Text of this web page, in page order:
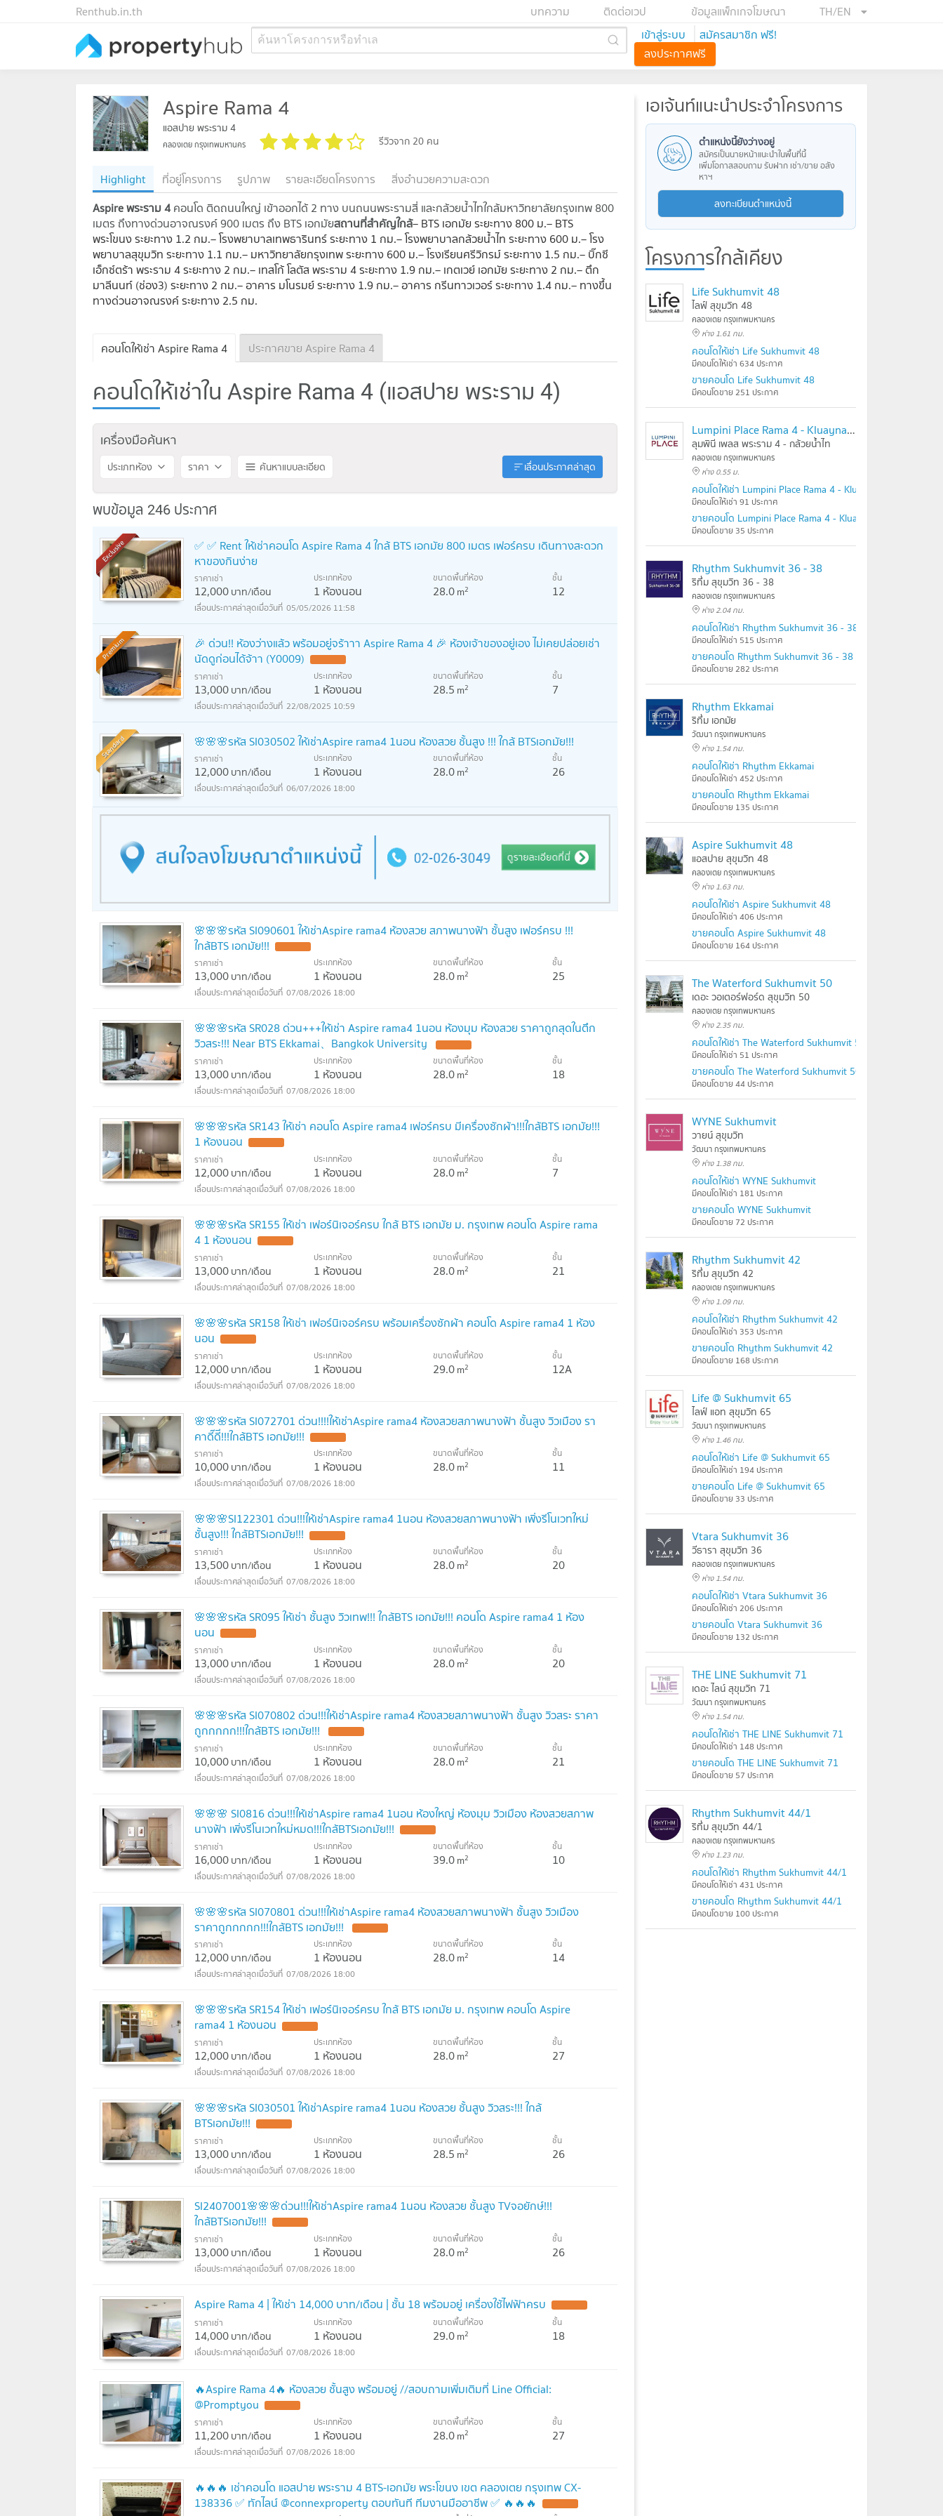
TH/EN
ข้อมูลแพ็กเกจโฆษณา
ติดต่อเวป
บทความ
Renthub.in.th
ค้นหาโครงการหรือทำเล เข้าสู่ระบบ
สมัครสมาชิก ฟรี!
ลงประกาศฟรี
Aspire Rama 4
แอสปาย พระราม 4
คลองเตย กรุงเทพมหานคร รีวิวจาก 20 คน
Highlight ที่อยู่โครงการ รูปภาพ รายละเอียดโครงการ
สิ่งอำนวยความสะดวก
Aspire พระราม 4คอนโด ติดถนนใหญ่ เข้าออกได้ 2 ทาง บนถนนพระรามสี่ และกล้วยน้ำไทใกล้มหาวิทยาลัยกรุงเทพ 800
เมตร ถึงทางด่วนอาจณรงค์ 900 เมตร ถึง BTS เอกมัยสถานที่สำคัญใกล้– BTS เอกมัย ระยะทาง 800 ม.– BTS
พระโขนง ระยะทาง 1.2 กม.– โรงพยาบาลเทพธารินทร์ ระยะทาง 1 กม.– โรงพยาบาลกล้วยน้ำไท ระยะทาง 600 ม.– โรง
พยาบาลสุขุมวิท ระยะทาง 1.1 กม.– มหาวิทยาลัยกรุงเทพ ระยะทาง 600 ม.– โรงเรียนศรีวิกรม์ ระยะทาง 1.5 กม.– บิ๊กซี
เอ็กซ์ตร้า พระราม 4 ระยะทาง 2 กม.– เทสโก้ โลตัส พระราม 4 ระยะทาง 1.9 กม.– เกตเวย์ เอกมัย ระยะทาง 2 กม.– ตึก
มาลีนนท์ (ช่อง3) ระยะทาง 2 กม.– อาคาร มโนรมย์ ระยะทาง 1.9 กม.– อาคาร กรีนทาวเวอร์ ระยะทาง 1.4 กม.– ทางขึ้น
ทางด่วนอาจณรงค์ ระยะทาง 2.5 กม.
คอนโดให้เช่า Aspire Rama 4 ประกาศขาย Aspire Rama 4
คอนโดให้เช่าใน Aspire Rama 4 (แอสปาย พระราม 4)
เครื่องมือค้นหา
ประเภทห้อง ราคา ค้นหาแบบละเอียด เลื่อนประกาศล่าสุด
พบข้อมูล 246 ประกาศ
Exclusive
✅ ✅ Rent ให้เช่าคอนโด Aspire Rama 4 ใกล้ BTS เอกมัย 800 เมตร เฟอร์ครบ เดินทางสะดวก
หาของกินง่าย
ราคาเช่า
12,000บาท/เดือน
ประเภทห้อง
1 ห้องนอน
ขนาดพื้นที่ห้อง
28.0m2
ชั้น
12
05/05/2026 11:58
Premium
🎉 ด่วน!! ห้องว่างแล้ว พร้อมอยู่จร้าาา Aspire Rama 4 🎉 ห้องเจ้าของอยู่เอง ไม่เคยปล่อยเช่า
นัดดูก่อนได้จ้าา (Y0009)
ราคาเช่า
13,000บาท/เดือน
ประเภทห้อง
1 ห้องนอน
ขนาดพื้นที่ห้อง
28.5 m2
ชั้น
7
22/08/2025 10:59
Standard 🌸🌸🌸รหัส SI030502 ให้เช่าAspire rama4 1นอน ห้องสวย ชั้นสูง !!! ใกล้ BTSเอกมัย!!!
ราคาเช่า
12,000บาท/เดือน
ประเภทห้อง
1 ห้องนอน
ขนาดพื้นที่ห้อง
28.0m2
ชั้น
26
06/07/2026 18:00
🌸🌸🌸รหัส SI090601 ให้เช่าAspire rama4 ห้องสวย สภาพนางฟ้า ชั้นสูง เฟอร์ครบ !!!
ใกล้BTS เอกมัย!!!
ราคาเช่า
13,000บาท/เดือน
ประเภทห้อง
1 ห้องนอน
ขนาดพื้นที่ห้อง
28.0m2
ชั้น
25
07/08/2026 18:00
🌸🌸🌸รหัส SR028 ด่วน+++ให้เช่า Aspire rama4 1นอน ห้องมุม ห้องสวย ราคาถูกสุดในตึก
วิวสระ!!! Near BTS Ekkamai、Bangkok University
ราคาเช่า
13,000บาท/เดือน
ประเภทห้อง
1 ห้องนอน
ขนาดพื้นที่ห้อง
28.0m2
ชั้น
18
07/08/2026 18:00
🌸🌸🌸รหัส SR143 ให้เช่า คอนโด Aspire rama4 เฟอร์ครบ มีเครื่องซักผ้า!!!ใกล้BTS เอกมัย!!!
1 ห้องนอน
ราคาเช่า
12,000บาท/เดือน
ประเภทห้อง
1 ห้องนอน
ขนาดพื้นที่ห้อง
28.0m2
ชั้น
7
07/08/2026 18:00
🌸🌸🌸รหัส SR155 ให้เช่า เฟอร์นิเจอร์ครบ ใกล้ BTS เอกมัย ม. กรุงเทพ คอนโด Aspire rama
4 1 ห้องนอน
ราคาเช่า
13,000บาท/เดือน
ประเภทห้อง
1 ห้องนอน
ขนาดพื้นที่ห้อง
28.0m2
ชั้น
21
07/08/2026 18:00
🌸🌸🌸รหัส SR158 ให้เช่า เฟอร์นิเจอร์ครบ พร้อมเครื่องซักผ้า คอนโด Aspire rama4 1 ห้อง
นอน
ราคาเช่า
12,000บาท/เดือน
ประเภทห้อง
1 ห้องนอน
ขนาดพื้นที่ห้อง
29.0m2
ชั้น
12A
07/08/2026 18:00
🌸🌸🌸รหัส SI072701 ด่วน!!!!ให้เช่าAspire rama4 ห้องสวยสภาพนางฟ้า ชั้นสูง วิวเมือง รา
คาดี๊ดีี!!!ใกล้BTS เอกมัย!!!
ราคาเช่า
10,000บาท/เดือน
ประเภทห้อง
1 ห้องนอน
ขนาดพื้นที่ห้อง
28.0m2
ชั้น
11
07/08/2026 18:00
🌸🌸🌸SI122301 ด่วน!!!ให้เช่าAspire rama4 1นอน ห้องสวยสภาพนางฟ้า เพิ่งรีโนเวทใหม่
ชั้นสูง!!! ใกล้BTSเอกมัย!!!
ราคาเช่า
13,500บาท/เดือน
ประเภทห้อง
1 ห้องนอน
ขนาดพื้นที่ห้อง
28.0m2
ชั้น
20
07/08/2026 18:00
🌸🌸🌸รหัส SR095 ให้เช่า ชั้นสูง วิวเทพ!!! ใกล้BTS เอกมัย!!! คอนโด Aspire rama4 1 ห้อง
นอน
ราคาเช่า
13,000บาท/เดือน
ประเภทห้อง
1 ห้องนอน
ขนาดพื้นที่ห้อง
28.0m2
ชั้น
20
07/08/2026 18:00
🌸🌸🌸รหัส SI070802 ด่วน!!!ให้เช่าAspire rama4 ห้องสวยสภาพนางฟ้า ชั้นสูง วิวสระ ราคา
ถูกกกกก!!!ใกล้BTS เอกมัย!!!
ราคาเช่า
10,000บาท/เดือน
ประเภทห้อง
1 ห้องนอน
ขนาดพื้นที่ห้อง
28.0m2
ชั้น
21
07/08/2026 18:00
🌸🌸🌸 SI0816 ด่วน!!!ให้เช่าAspire rama4 1นอน ห้องใหญ่ ห้องมุม วิวเมือง ห้องสวยสภาพ
นางฟ้า เพิ่งรีโนเวทใหม่หมด!!!ใกล้BTSเอกมัย!!!
ราคาเช่า
16,000บาท/เดือน
ประเภทห้อง
1 ห้องนอน
ขนาดพื้นที่ห้อง
39.0m2
ชั้น
10
07/08/2026 18:00
🌸🌸🌸รหัส SI070801 ด่วน!!!ให้เช่าAspire rama4 ห้องสวยสภาพนางฟ้า ชั้นสูง วิวเมือง
ราคาถูกกกกก!!!ใกล้BTS เอกมัย!!!
ราคาเช่า
12,000บาท/เดือน
ประเภทห้อง
1 ห้องนอน
ขนาดพื้นที่ห้อง
28.0m2
ชั้น
14
07/08/2026 18:00
🌸🌸🌸รหัส SR154 ให้เช่า เฟอร์นิเจอร์ครบ ใกล้ BTS เอกมัย ม. กรุงเทพ คอนโด Aspire
rama4 1 ห้องนอน
ราคาเช่า
12,000บาท/เดือน
ประเภทห้อง
1 ห้องนอน
ขนาดพื้นที่ห้อง
28.0m2
ชั้น
27
07/08/2026 18:00
🌸🌸🌸รหัส SI030501 ให้เช่าAspire rama4 1นอน ห้องสวย ชั้นสูง วิวสระ!!! ใกล้
BTSเอกมัย!!!
ราคาเช่า
13,000บาท/เดือน
ประเภทห้อง
1 ห้องนอน
ขนาดพื้นที่ห้อง
28.5 m2
ชั้น
26
07/08/2026 18:00
SI2407001🌸🌸🌸ด่วน!!!ให้เช่าAspire rama4 1นอน ห้องสวย ชั้นสูง TVจอยักษ์!!!
ใกล้BTSเอกมัย!!!
ราคาเช่า
13,000บาท/เดือน
ประเภทห้อง
1 ห้องนอน
ขนาดพื้นที่ห้อง
28.0m2
ชั้น
26
07/08/2026 18:00
Aspire Rama 4 | ให้เช่า 14,000 บาท/เดือน | ชั้น 18 พร้อมอยู่ เครื่องใช้ไฟฟ้าครบ
ราคาเช่า
14,000บาท/เดือน
ประเภทห้อง
1 ห้องนอน
ขนาดพื้นที่ห้อง
29.0m2
ชั้น
18
07/08/2026 18:00
🔥Aspire Rama 4🔥 ห้องสวย ชั้นสูง พร้อมอยู่ //สอบถามเพิ่มเติมที่ Line Official:
@Promptyou
ราคาเช่า
11,200บาท/เดือน
ประเภทห้อง
1 ห้องนอน
ขนาดพื้นที่ห้อง
28.0m2
ชั้น
27
07/08/2026 18:00
🔥🔥🔥 เช่าคอนโด แอสปาย พระราม 4 BTS-เอกมัย พระโขนง เขต คลองเตย กรุงเทพ CX-
138336 ✅ ทักไลน์ @connexproperty ตอบทันที ทีมงานมืออาชีพ ✅ 🔥🔥🔥
เอเจ้นท์แนะนำประจำโครงการ
ตำแหน่งนี้ยังว่างอยู่
สมัครเป็นนายหน้าแนะนำในพื้นที่นี้
เพิ่มโอกาสสอบถาม รับฝาก เช่า/ขาย อสัง
หาฯ
ลงทะเบียนตำแหน่งนี้
โครงการใกล้เคียง
Life Sukhumvit 48
ไลฟ์ สุขุมวิท 48
คลองเตย กรุงเทพมหานคร
ห่าง 1.61 กม.
คอนโดให้เช่า Life Sukhumvit 48
มีคอนโดให้เช่า 634 ประกาศ
ขายคอนโด Life Sukhumvit 48
มีคอนโดขาย 251 ประกาศ
Lumpini Place Rama 4 - Kluaynamthai
ลุมพินี เพลส พระราม 4 - กล้วยน้ำไท
คลองเตย กรุงเทพมหานคร
ห่าง 0.55 ม.
คอนโดให้เช่า Lumpini Place Rama 4 - Kluaynamthai
มีคอนโดให้เช่า 91 ประกาศ
ขายคอนโด Lumpini Place Rama 4 - Kluaynamthai
มีคอนโดขาย 35 ประกาศ
Rhythm Sukhumvit 36 - 38
ริทึ่ม สุขุมวิท 36 - 38
คลองเตย กรุงเทพมหานคร
ห่าง 2.04 กม.
คอนโดให้เช่า Rhythm Sukhumvit 36 - 38
มีคอนโดให้เช่า 515 ประกาศ
ขายคอนโด Rhythm Sukhumvit 36 - 38
มีคอนโดขาย 282 ประกาศ
Rhythm Ekkamai
ริทึ่ม เอกมัย
วัฒนา กรุงเทพมหานคร
ห่าง 1.54 กม.
คอนโดให้เช่า Rhythm Ekkamai
มีคอนโดให้เช่า 452 ประกาศ
ขายคอนโด Rhythm Ekkamai
มีคอนโดขาย 135 ประกาศ
Aspire Sukhumvit 48
แอสปาย สุขุมวิท 48
คลองเตย กรุงเทพมหานคร
ห่าง 1.63 กม.
คอนโดให้เช่า Aspire Sukhumvit 48
มีคอนโดให้เช่า 406 ประกาศ
ขายคอนโด Aspire Sukhumvit 48
มีคอนโดขาย 164 ประกาศ
The Waterford Sukhumvit 50
เดอะ วอเตอร์ฟอร์ด สุขุมวิท 50
คลองเตย กรุงเทพมหานคร
ห่าง 2.35 กม.
คอนโดให้เช่า The Waterford Sukhumvit 50
มีคอนโดให้เช่า 51 ประกาศ
ขายคอนโด The Waterford Sukhumvit 50
มีคอนโดขาย 44 ประกาศ
WYNE Sukhumvit
วายน์ สุขุมวิท
วัฒนา กรุงเทพมหานคร
ห่าง 1.38 กม.
คอนโดให้เช่า WYNE Sukhumvit
มีคอนโดให้เช่า 181 ประกาศ
ขายคอนโด WYNE Sukhumvit
มีคอนโดขาย 72 ประกาศ
Rhythm Sukhumvit 42
ริทึ่ม สุขุมวิท 42
คลองเตย กรุงเทพมหานคร
ห่าง 1.09 กม.
คอนโดให้เช่า Rhythm Sukhumvit 42
มีคอนโดให้เช่า 353 ประกาศ
ขายคอนโด Rhythm Sukhumvit 42
มีคอนโดขาย 168 ประกาศ
Life @ Sukhumvit 65
ไลฟ์ แอท สุขุมวิท 65
วัฒนา กรุงเทพมหานคร
ห่าง 1.46 กม.
คอนโดให้เช่า Life @ Sukhumvit 65
มีคอนโดให้เช่า 194 ประกาศ
ขายคอนโด Life @ Sukhumvit 65
มีคอนโดขาย 33 ประกาศ
Vtara Sukhumvit 36
วีธารา สุขุมวิท 36
คลองเตย กรุงเทพมหานคร
ห่าง 1.54 กม.
คอนโดให้เช่า Vtara Sukhumvit 36
มีคอนโดให้เช่า 206 ประกาศ
ขายคอนโด Vtara Sukhumvit 36
มีคอนโดขาย 132 ประกาศ
THE LINE Sukhumvit 71
เดอะ ไลน์ สุขุมวิท 71
วัฒนา กรุงเทพมหานคร
ห่าง 1.54 กม.
คอนโดให้เช่า THE LINE Sukhumvit 71
มีคอนโดให้เช่า 148 ประกาศ
ขายคอนโด THE LINE Sukhumvit 71
มีคอนโดขาย 57 ประกาศ
Rhythm Sukhumvit 44/1
ริทึ่ม สุขุมวิท 44/1
คลองเตย กรุงเทพมหานคร
ห่าง 1.23 กม.
คอนโดให้เช่า Rhythm Sukhumvit 44/1
มีคอนโดให้เช่า 431 ประกาศ
ขายคอนโด Rhythm Sukhumvit 44/1
มีคอนโดขาย 100 ประกาศ